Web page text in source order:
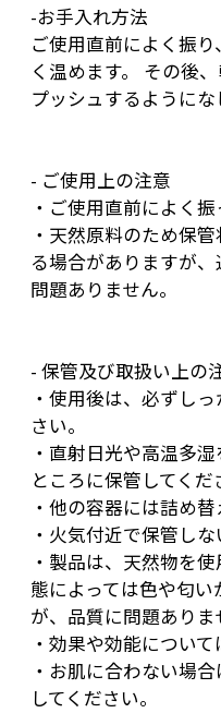
プフルーツ種子エキ
油、オレンジ果皮
油、ニュウコウジュ
エン酸、トコフェロ
農薬・自然農原料、
認証原料
製販元／株式会社ク
-お手入れ方法
ご使用直前によく振
く温めます。 その後
プッシュするようにな
- ご使用上の注意
・ご使用直前によく
・天然原料のため保
る場合がありますが
問題ありません。
- 保管及び取扱い上の
・使用後は、必ずし
さい。
・直射日光や高温多
ところに保管してくだ
・他の容器には詰め替
・火気付近で保管しな
・製品は、天然物を
態によっては色や匂
が、品質に問題ありま
・効果や効能について
・お肌に合わない場
してください。